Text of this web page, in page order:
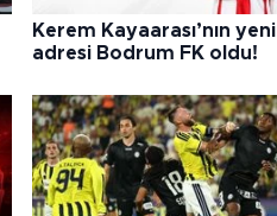
Kerem Kayaarası’nın yeni
adresi Bodrum FK oldu!